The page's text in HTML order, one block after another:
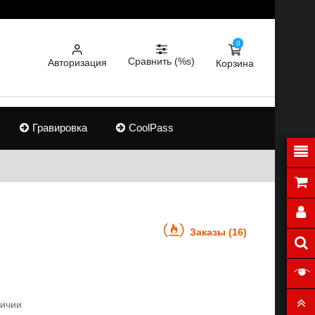
Авторизация Сравнить (%s) Корзина
0
Гравировка CoolPass
Заказы (16)